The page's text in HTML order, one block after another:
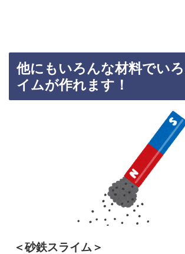
他にもいろんな材料でい
イムが作れます！
＜砂鉄スライム＞